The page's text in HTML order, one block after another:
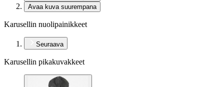
Avaa kuva suurempana
Karusellin nuolipainikkeet
Seuraava
Karusellin pikakuvakkeet